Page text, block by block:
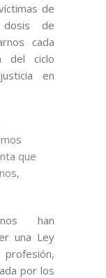
de
de
cada
del ciclo
en
que
han
una Ley
por los